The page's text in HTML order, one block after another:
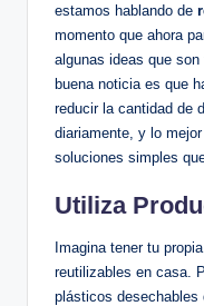
estamos hablando de
momento que ahora
algunas ideas que
buena noticia es que
reducir la cantidad de
diariamente, y lo
soluciones simples
Utiliza
Imagina tener tu
reutilizables en casa.
plásticos desechables